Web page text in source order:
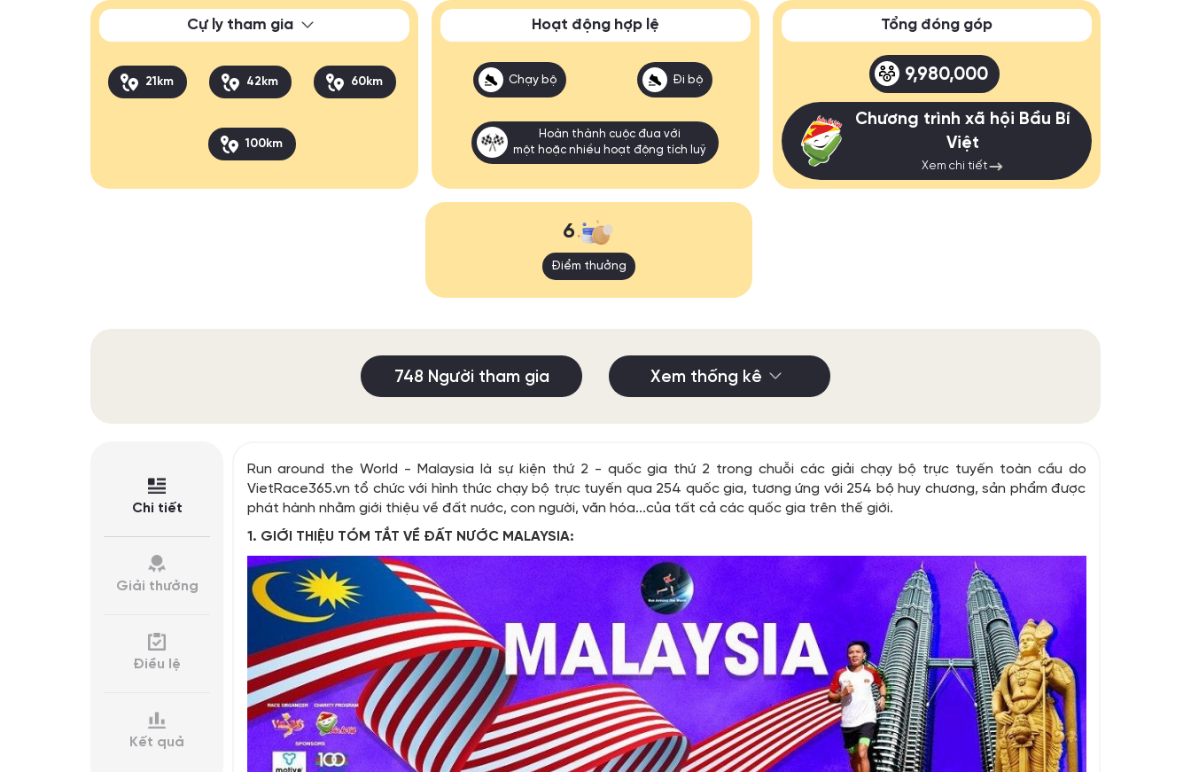
Cự ly tham gia
21km 42km 60km
100km
Hoạt động hợp lệ
Chạy bộ Đi bộ
Hoàn thành cuộc đua với
một hoặc nhiều hoạt động tích luỹ
Tổng đóng góp
9,980,000
Chương trình xã hội Bầu Bí
Việt
Xem chi tiết
6
Điểm thưởng
748 Người tham gia Xem thống kê
Chi tiết
Giải thưởng
Điều lệ
Kết quả
Run around the World - Malaysia là sự kiện thứ 2 - quốc gia thứ 2 trong chuỗi các giải chạy bộ trực tuyến toàn cầu do
VietRace365.vn tổ chức với hình thức chạy bộ trực tuyến qua 254 quốc gia, tương ứng với 254 bộ huy chương, sản phẩm được
phát hành nhằm giới thiệu về đất nước, con người, văn hóa...của tất cả các quốc gia trên thế giới.
1. GIỚI THIỆU TÓM TẮT VỀ ĐẤT NƯỚC MALAYSIA: